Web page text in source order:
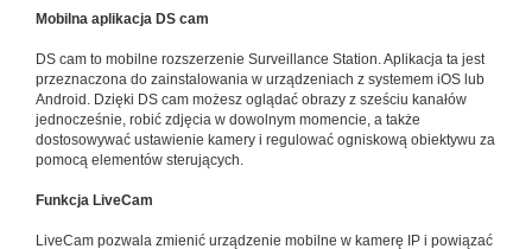
Mobilna aplikacja DS cam
DS cam to mobilne rozszerzenie Surveillance Station. Aplikacja ta jest
przeznaczona do zainstalowania w urządzeniach z systemem iOS lub
Android. Dzięki DS cam możesz oglądać obrazy z sześciu kanałów
jednocześnie, robić zdjęcia w dowolnym momencie, a także
dostosowywać ustawienie kamery i regulować ogniskową obiektywu za
pomocą elementów sterujących.
Funkcja LiveCam
LiveCam pozwala zmienić urządzenie mobilne w kamerę IP i powiązać